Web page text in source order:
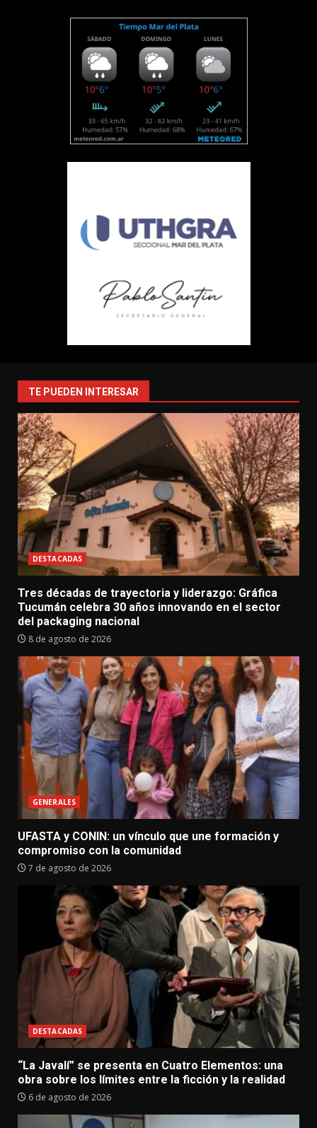
TE PUEDEN INTERESAR
DESTACADAS
Tres décadas de trayectoria y liderazgo: Gráfica
Tucumán celebra 30 años innovando en el sector
del packaging nacional
8 de agosto de 2026
GENERALES
UFASTA y CONIN: un vínculo que une formación y
compromiso con la comunidad
7 de agosto de 2026
DESTACADAS
“La Javalí” se presenta en Cuatro Elementos: una
obra sobre los límites entre la ficción y la realidad
6 de agosto de 2026